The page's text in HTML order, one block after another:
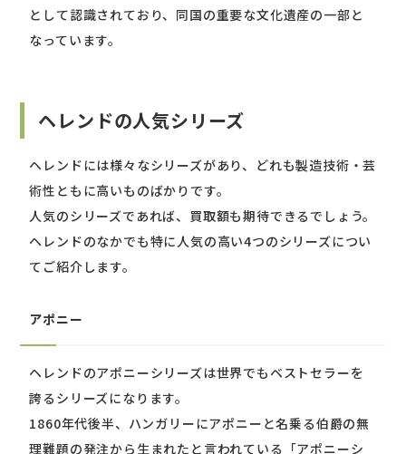
として認識されており、同国の重要な文化遺産の一部と
なっています。
ヘレンドの人気シリーズ
ヘレンドには様々なシリーズがあり、どれも製造技術・芸
術性ともに高いものばかりです。
人気のシリーズであれば、買取額も期待できるでしょう。
ヘレンドのなかでも特に人気の高い4つのシリーズについ
てご紹介します。
アポニー
ヘレンドのアポニーシリーズは世界でもベストセラーを
誇るシリーズになります。
1860年代後半、ハンガリーにアポニーと名乗る伯爵の無
理難題の発注から生まれたと言われている「アポニーシ